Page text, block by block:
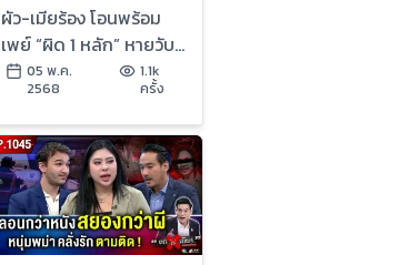
ผัว-เมียร้อง โอนพร้อม
เพย์ “ผิด 1 หลัก” หายวับ
3.8 หมื่นบาท อึ้ง 3 เดือน
ยังไม่คืบ !
05 พ.ค.
2568
1.1k
ครั้ง